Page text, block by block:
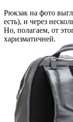
Рюкзак на фото
есть), и через
Но, полагаем, от
харизматичней.